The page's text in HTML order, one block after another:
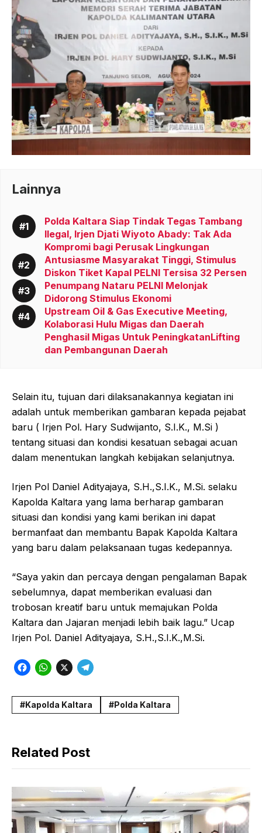
Lainnya
Polda Kaltara Siap Tindak Tegas Tambang
Ilegal, Irjen Djati Wiyoto Abady: Tak Ada
Kompromi bagi Perusak Lingkungan
Antusiasme Masyarakat Tinggi, Stimulus
Diskon Tiket Kapal PELNI Tersisa 32 Persen
Penumpang Nataru PELNI Melonjak
Didorong Stimulus Ekonomi
Upstream Oil & Gas Executive Meeting,
Kolaborasi Hulu Migas dan Daerah
Penghasil Migas Untuk PeningkatanLifting
dan Pembangunan Daerah
Selain itu, tujuan dari dilaksanakannya kegiatan ini
adalah untuk memberikan gambaran kepada pejabat
baru ( Irjen Pol. Hary Sudwijanto, S.I.K., M.Si )
tentang situasi dan kondisi kesatuan sebagai acuan
dalam menentukan langkah kebijakan selanjutnya.
Irjen Pol Daniel Adityajaya, S.H.,S.I.K., M.Si. selaku
Kapolda Kaltara yang lama berharap gambaran
situasi dan kondisi yang kami berikan ini dapat
bermanfaat dan membantu Bapak Kapolda Kaltara
yang baru dalam pelaksanaan tugas kedepannya.
“Saya yakin dan percaya dengan pengalaman Bapak
sebelumnya, dapat memberikan evaluasi dan
trobosan kreatif baru untuk memajukan Polda
Kaltara dan Jajaran menjadi lebih baik lagu.” Ucap
Irjen Pol. Daniel Adityajaya, S.H.,S.I.K.,M.Si.
F
c
o
k
W
a
A
p
X
T
l
r
Kapolda Kaltara Polda Kaltara
Related Post